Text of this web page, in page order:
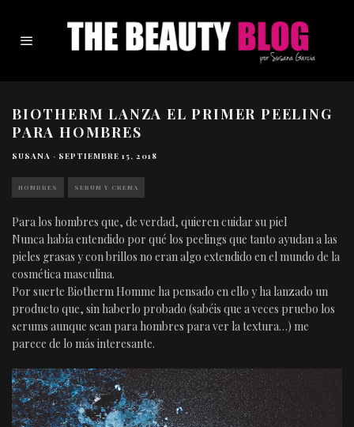
BIOTHERM LANZA EL PRIMER PEELING
PARA HOMBRES
SUSANA · SEPTIEMBRE 15, 2018
HOMBRES SERUM Y CREMA
Para los hombres que, de verdad, quieren cuidar su piel
Nunca había entendido por qué los peelings que tanto ayudan a las
pieles grasas y con brillos no eran algo extendido en el mundo de la
cosmética masculina.
Por suerte Biotherm Homme ha pensado en ello y ha lanzado un
producto que, sin haberlo probado (sabéis que a veces pruebo los
serums aunque sean para hombres para ver la textura…) me
parece de lo más interesante.